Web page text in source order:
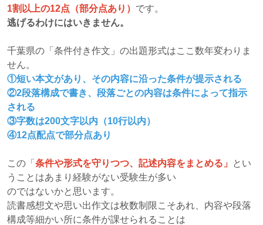
1割以上の12点（部分点あり） です。
逃げるわけにはいきません。
千葉県の「条件付き作文」の出題形式はここ数年変わりま
せん。
①短い本文があり、その内容に沿った条件が提示される
②2段落構成で書き、段落ごとの内容は条件によって指示
される
③字数は200文字以内（10行以内）
④12点配点で部分点あり
この「 条件や形式を守りつつ、記述内容をまとめる」
とい
うことはあまり経験がない受験生が多い
のではないかと思います。
読書感想文や思い出作文は枚数制限こそあれ、内容や段落
構成等細かい所に条件が課せられることは